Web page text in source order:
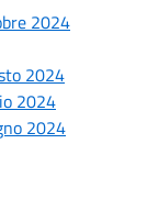
2024
2024
2024
2024